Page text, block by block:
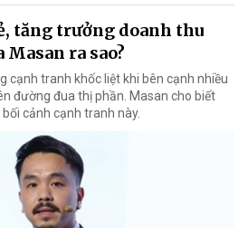
tăng trưởng doanh thu
ra sao?
cạnh tranh khốc liệt khi bên cạnh nhiều
đường đua thị phần. Masan cho biết
cảnh cạnh tranh này.